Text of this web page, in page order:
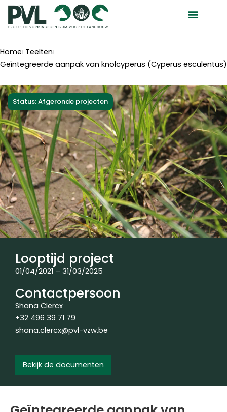
Ga
naar
de
Home Teelten
Geïntegreerde aanpak van knolcyperus (Cyperus esculentus)
Status: Afgeronde projecten
Looptijd project
01/04/2021 – 31/03/2025
Contactpersoon
Shana Clercx
+32 496 39 71 79
shana.clercx@pvl-vzw.be
Bekijk de documenten